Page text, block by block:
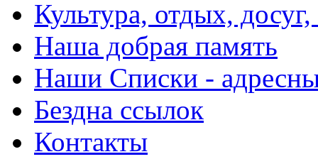
Культура, отдых,
Наша добрая память
Наши Списки -
Бездна ссылок
Контакты